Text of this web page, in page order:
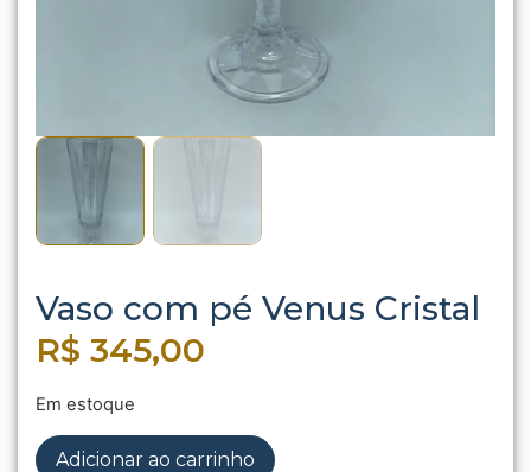
Vaso com pé Venus Cristal
R$ 345,00
Em estoque
Adicionar ao carrinho